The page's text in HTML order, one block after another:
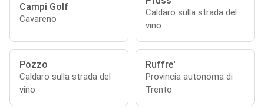
Campi Golf
Cavareno
Caldaro sulla strada del
vino
Pozzo
Caldaro sulla strada del
vino
Ruffre'
Provincia autonoma di
Trento